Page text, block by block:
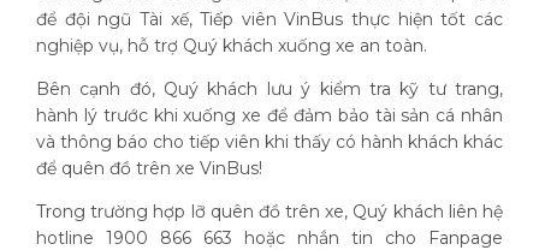
để đội ngũ Tài xế, Tiếp viên VinBus thực hiện tốt các
nghiệp vụ, hỗ trợ Quý khách xuống xe an toàn.
Bên cạnh đó, Quý khách lưu ý kiểm tra kỹ tư trang,
hành lý trước khi xuống xe để đảm bảo tài sản cá nhân
và thông báo cho tiếp viên khi thấy có hành khách khác
để quên đồ trên xe VinBus!
Trong trường hợp lỡ quên đồ trên xe, Quý khách liên hệ
hotline 1900 866 663 hoặc nhắn tin cho Fanpage